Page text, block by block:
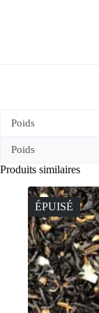
Poids
Poids
Produits similaires
ÉPUISÉ